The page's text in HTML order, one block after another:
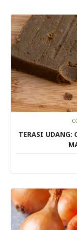
TERASI UDANG: